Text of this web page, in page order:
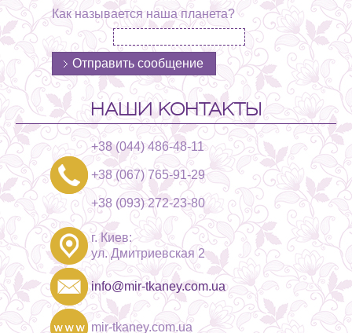
Как называется наша планета?
НАШИ КОНТАКТЫ
+38 (044) 486-48-11
+38 (067) 765-91-29
+38 (093) 272-23-80
г. Киев:
ул. Дмитриевская 2
info@mir-tkaney.com.ua
mir-tkaney.com.ua